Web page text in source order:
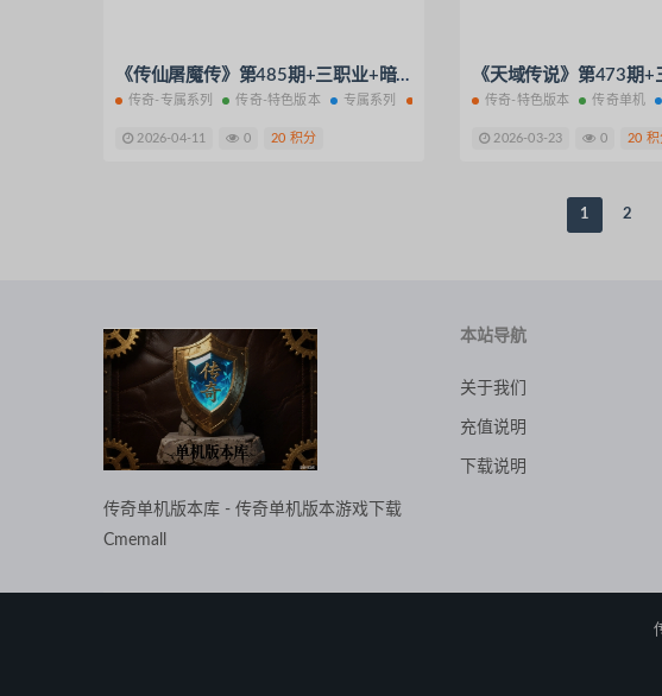
《传仙屠魔传》第485期+三职业+暗黑+V8引擎+八大陆+宠物进阶+魔次洗练
传奇-专属系列 传奇-特色版本 专属系列 传奇单机 特色版本
2026-04-11 0 20 积分
传奇-特色版本 传奇单机
2026-03-23 0 20 积
1 2
传奇单机版本库 - 传奇单机版本游戏下载
Cmemall
本站导航
关于我们
充值说明
下载说明